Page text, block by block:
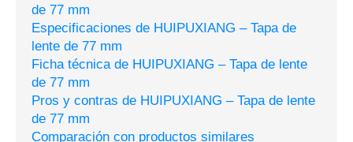
de 77 mm
Especificaciones de HUIPUXIANG – Tapa de
lente de 77 mm
Ficha técnica de HUIPUXIANG – Tapa de lente
de 77 mm
Pros y contras de HUIPUXIANG – Tapa de lente
de 77 mm
Comparación con productos similares